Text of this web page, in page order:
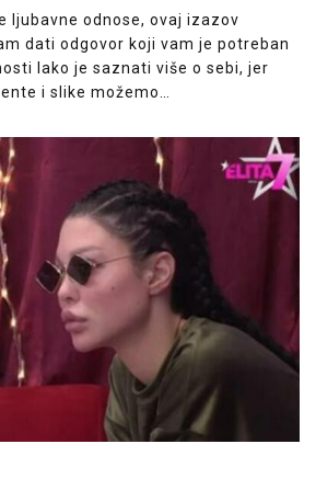
ljubavne odnose, ovaj izazov
dati odgovor koji vam je potreban
lako je saznati više o sebi, jer
i slike možemo…